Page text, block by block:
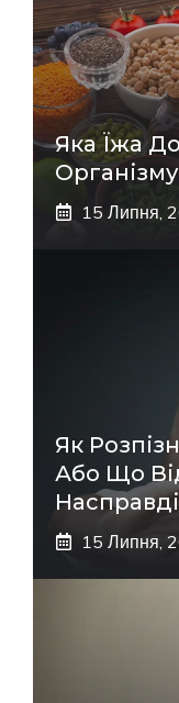
Яка Їжа
15 Липня,
Як
Або Що
15 Липня,